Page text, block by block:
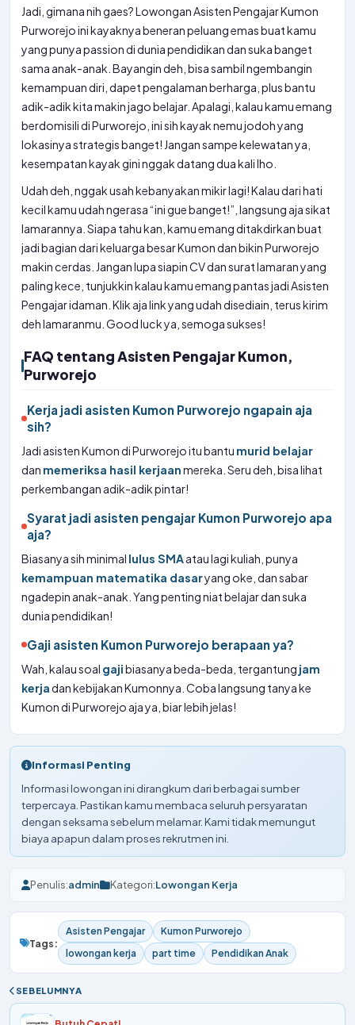
Jadi, gimana nih gaes? Lowongan Asisten Pengajar Kumon
Purworejo ini kayaknya beneran peluang emas buat kamu
yang punya passion di dunia pendidikan dan suka banget
sama anak-anak. Bayangin deh, bisa sambil ngembangin
kemampuan diri, dapet pengalaman berharga, plus bantu
adik-adik kita makin jago belajar. Apalagi, kalau kamu emang
berdomisili di Purworejo, ini sih kayak nemu jodoh yang
lokasinya strategis banget! Jangan sampe kelewatan ya,
kesempatan kayak gini nggak datang dua kali lho.
Udah deh, nggak usah kebanyakan mikir lagi! Kalau dari hati
kecil kamu udah ngerasa “ini gue banget!”, langsung aja sikat
lamarannya. Siapa tahu kan, kamu emang ditakdirkan buat
jadi bagian dari keluarga besar Kumon dan bikin Purworejo
makin cerdas. Jangan lupa siapin CV dan surat lamaran yang
paling kece, tunjukkin kalau kamu emang pantas jadi Asisten
Pengajar idaman. Klik aja link yang udah disediain, terus kirim
deh lamaranmu. Good luck ya, semoga sukses!
FAQ tentang Asisten Pengajar Kumon,
Purworejo
Kerja jadi asisten Kumon Purworejo ngapain aja
sih?
Jadi asisten Kumon di Purworejo itu bantu murid belajar
dan memeriksa hasil kerjaanmereka. Seru deh, bisa lihat
perkembangan adik-adik pintar!
Syarat jadi asisten pengajar Kumon Purworejo apa
aja?
Biasanya sih minimal lulus SMAatau lagi kuliah, punya
kemampuan matematika dasaryang oke, dan sabar
ngadepin anak-anak. Yang penting niat belajar dan suka
dunia pendidikan!
Gaji asisten Kumon Purworejo berapaan ya?
Wah, kalau soal gajibiasanya beda-beda, tergantung jam
kerjadan kebijakan Kumonnya. Coba langsung tanya ke
Kumon di Purworejo aja ya, biar lebih jelas!
Informasi Penting
Informasi lowongan ini dirangkum dari berbagai sumber
terpercaya. Pastikan kamu membaca seluruh persyaratan
dengan seksama sebelum melamar. Kami tidak memungut
biaya apapun dalam proses rekrutmen ini.
Penulis:admin Kategori:Lowongan Kerja
Tags:
Asisten Pengajar
Kumon Purworejo
lowongan kerja
part time Pendidikan Anak
SEBELUMNYA